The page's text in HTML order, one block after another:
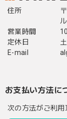
住所
営業時間
定休日
E-mail
お支払い方法に
次の方法がご利用